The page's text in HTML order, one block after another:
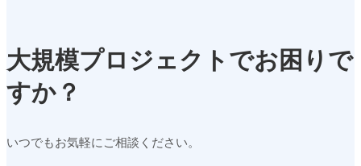
大規模プロジェクトでお困りで
すか？
いつでもお気軽にご相談ください。